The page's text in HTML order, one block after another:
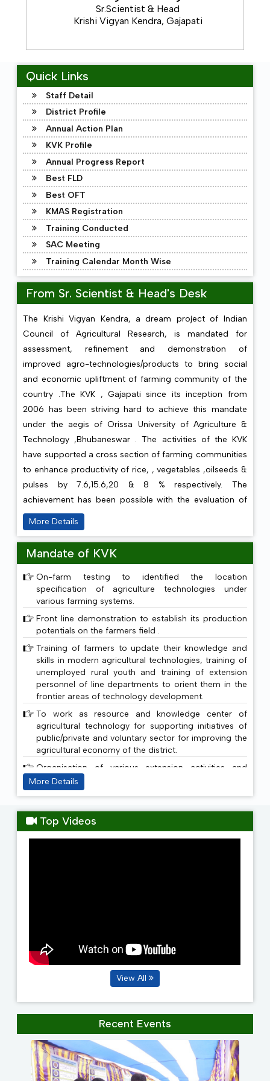
ଖରିଫ ଋତୁରେ ବାଇଗଣ ଚାଷ କରିବା ପାଇଁ ଝାଉଁଳା ରୋଗ ସହିଷ୍ଣୁ କିସମ
ସ୍ବର୍ଣ୍ଣ ଶ୍ୟାମଳୀ ଚାରା ବ୍ୟବହାର କରନ୍ତୁ
ଯେ କୌଣସି ପନିପରିବା ଚାଷ କରିବା ପୂର୍ବରୁ ଚାରାକୁ ୨ ଗ୍ରାମ କାରବେଣ୍ଡଜ଼ୀମ
ଏକ ଲିଟର ପାଣିରେ ମିଶାଇ ୧୫ ମିନଟ ରଖି ଚାରାକୁ ଲଗାନ୍ତୁ ଯା ଦ୍ୱାରା
ଝାଉଁଳା ଏବଂ ମୂଳ ଶଢା ହେବ ନାହିଁ
------------------------
Sr.Scientist & Head
Krishi Vigyan Kendra, Gajapati
Quick Links
Staff Detail
District Profile
Annual Action Plan
KVK Profile
Annual Progress Report
Best FLD
Best OFT
KMAS Registration
Training Conducted
SAC Meeting
Training Calendar Month Wise
From Sr. Scientist & Head's Desk
The Krishi Vigyan Kendra, a dream project of Indian
Council of Agricultural Research, is mandated for
assessment, refinement and demonstration of
improved agro-technologies/products to bring social
and economic upliftment of farming community of the
country .The KVK , Gajapati since its inception from
2006 has been striving hard to achieve this mandate
under the aegis of Orissa University of Agriculture &
Technology ,Bhubaneswar . The activities of the KVK
have supported a cross section of farming communities
to enhance productivity of rice, , vegetables ,oilseeds &
pulses by 7.6,15.6,20 & 8 % respectively. The
achievement has been possible with the evaluation of
new technology through On Farm Trials in participatory
research mode creating an impact to accept the best
technology through Front Line Demonstration followed
by capacity building training programmes. It is needless
to highlight the impact of Kissan mela, exhibitions, field
days and other extension activities & published
literatures which has motivated the farmers of the
district in this direction.
More Details
Mandate of KVK
On-farm testing to identified the location
specification of agriculture technologies under
various farming systems.
Front line demonstration to establish its production
potentials on the farmers field .
Training of farmers to update their knowledge and
skills in modern agricultural technologies, training of
unemployed rural youth and training of extension
personnel of line departments to orient them in the
frontier areas of technology development.
To work as resource and knowledge center of
agricultural technology for supporting initiatives of
public/private and voluntary sector for improving the
agricultural economy of the district.
Organisation of various extension activities and
publication of varied literatures to create awareness
about the improved technology.
Production and distribution of quality seeds and
planting materials
More Details
Top Videos
View All
Recent Events